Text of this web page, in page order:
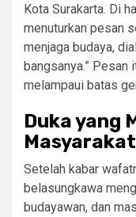
Kota Surakarta. Di
menuturkan pesan
menjaga budaya,
bangsanya.” Pesan
melampaui batas
Duka yang
Setelah kabar
belasungkawa
budayawan, dan